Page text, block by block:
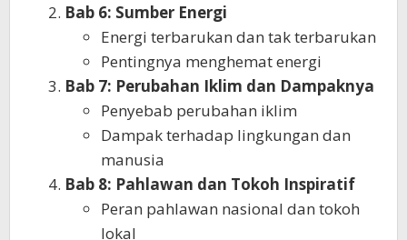
Bab 6: Sumber Energi
Energi terbarukan dan tak terbarukan
Pentingnya menghemat energi
Bab 7: Perubahan Iklim dan Dampaknya
Penyebab perubahan iklim
Dampak terhadap lingkungan dan
manusia
Bab 8: Pahlawan dan Tokoh Inspiratif
Peran pahlawan nasional dan tokoh
lokal